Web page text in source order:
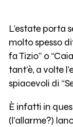
L’estate porta
molto spesso
fa Tizio” o
tant’è, a volte
spiacevoli di
È infatti in
(l’allarme?)